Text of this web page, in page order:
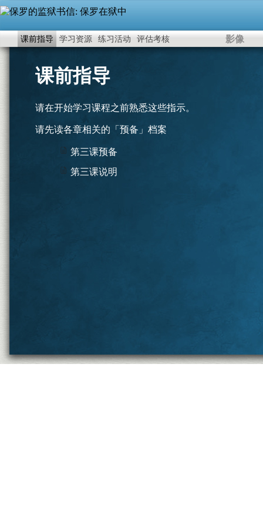
课前指导 学习资源 练习活动 评估考核 影像
课前指导
请在开始学习课程之前熟悉这些指示。
请先读各章相关的「预备」档案
第三课预备
第三课说明